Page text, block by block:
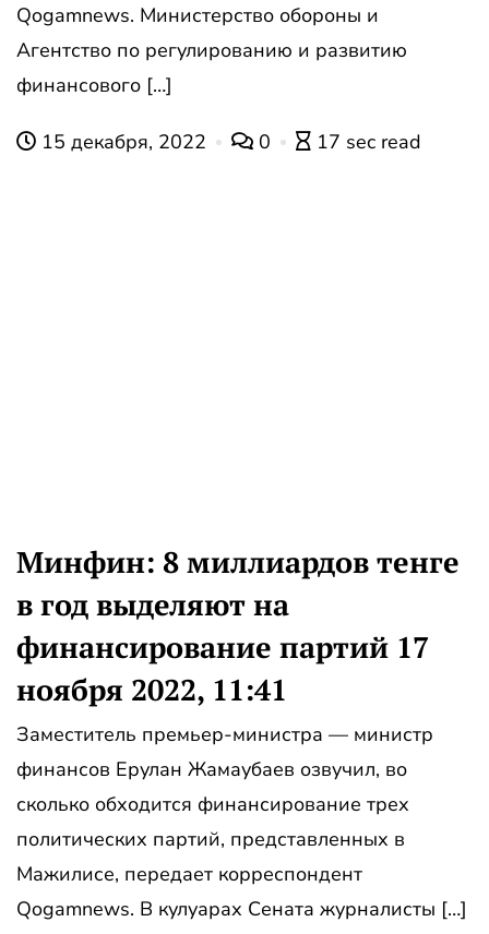
Qogamnews. Министерство обороны и
Агентство по регулированию и развитию
финансового […]
15 декабря, 2022 0 17 sec read
Минфин: 8 миллиардов тенге
в год выделяют на
финансирование партий 17
ноября 2022, 11:41
Заместитель премьер-министра — министр
финансов Ерулан Жамаубаев озвучил, во
сколько обходится финансирование трех
политических партий, представленных в
Мажилисе, передает корреспондент
Qogamnews. В кулуарах Сената журналисты […]